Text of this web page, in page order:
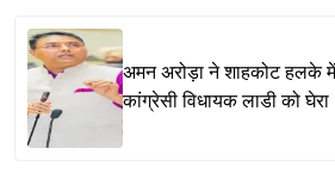
अमन अरोड़ा ने शाहकोट हलके
कांग्रेसी विधायक लाडी को घेरा